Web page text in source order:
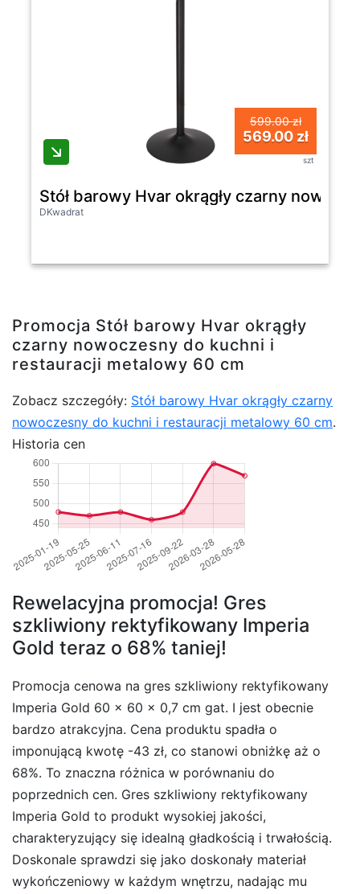
599.00 zł
569.00 zł
szt
Stół barowy Hvar okrągły czarny
DKwadrat
Promocja Stół barowy Hvar okrągły
czarny nowoczesny do kuchni i
restauracji metalowy 60 cm
Zobacz szczegóły: Stół barowy Hvar okrągły czarny
nowoczesny do kuchni i restauracji metalowy 60 cm.
Historia cen
Rewelacyjna promocja! Gres
szkliwiony rektyfikowany Imperia
Gold teraz o 68% taniej!
Promocja cenowa na gres szkliwiony rektyfikowany
Imperia Gold 60 x 60 x 0,7 cm gat. I jest obecnie
bardzo atrakcyjna. Cena produktu spadła o
imponującą kwotę -43 zł, co stanowi obniżkę aż o
68%. To znaczna różnica w porównaniu do
poprzednich cen. Gres szkliwiony rektyfikowany
Imperia Gold to produkt wysokiej jakości,
charakteryzujący się idealną gładkością i trwałością.
Doskonale sprawdzi się jako doskonały materiał
wykończeniowy w każdym wnętrzu, nadając mu